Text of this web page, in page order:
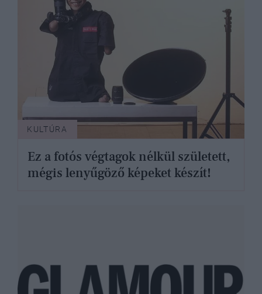
KULTÚRA
Ez a fotós végtagok nélkül született,
mégis lenyűgöző képeket készít!